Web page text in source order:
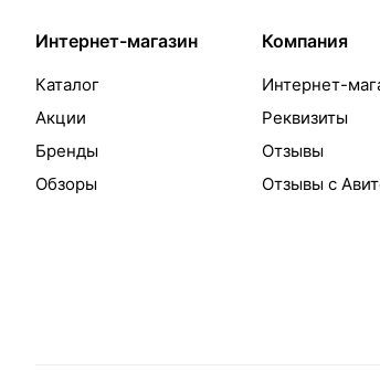
Интернет-магазин
Каталог
Акции
Бренды
Обзоры
Компания
Интернет-
Реквизиты
Отзывы
Отзывы с